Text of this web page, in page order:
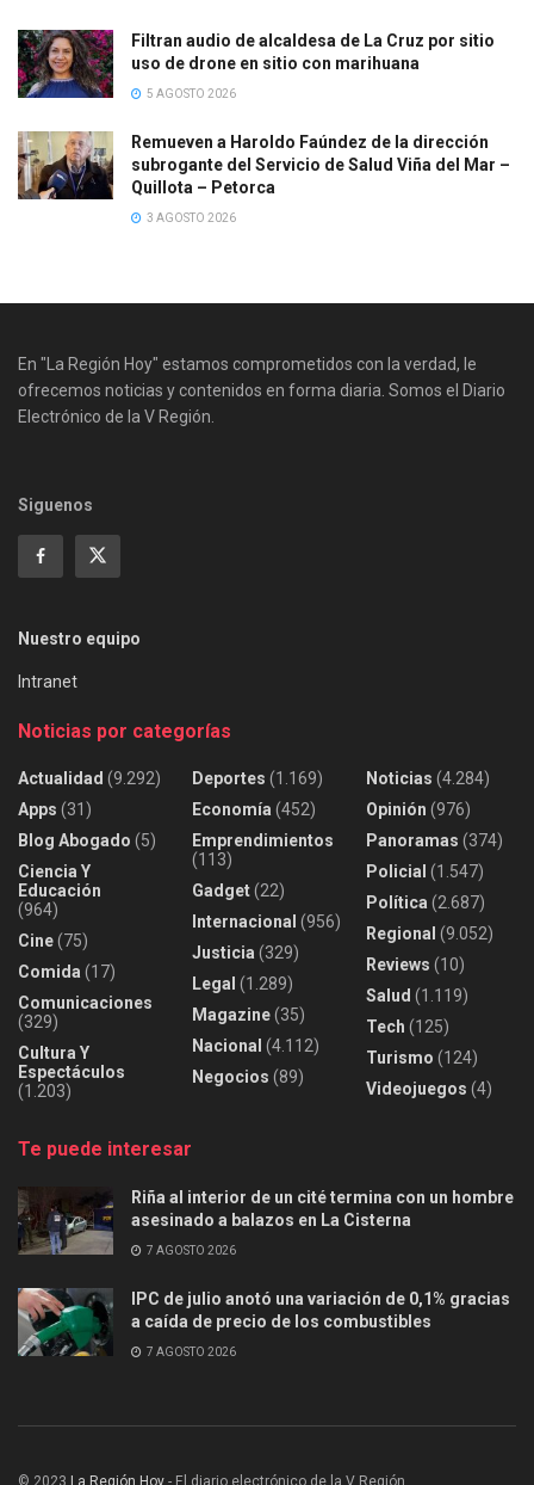
Filtran audio de alcaldesa de La Cruz por sitio
uso de drone en sitio con marihuana
5 AGOSTO 2026
Remueven a Haroldo Faúndez de la dirección
subrogante del Servicio de Salud Viña del Mar –
Quillota – Petorca
3 AGOSTO 2026
En "La Región Hoy" estamos comprometidos con la verdad, le
ofrecemos noticias y contenidos en forma diaria. Somos el Diario
Electrónico de la V Región.
Siguenos
Nuestro equipo
Intranet
Noticias por categorías
Actualidad (9.292)
Apps (31)
Blog Abogado (5)
Ciencia Y
Educación
(964)
Cine(75)
Comida (17)
Comunicaciones
(329)
Cultura Y
Espectáculos
(1.203)
Deportes (1.169)
Economía (452)
Emprendimientos
(113)
Gadget(22)
Internacional (956)
Justicia (329)
Legal (1.289)
Magazine(35)
Nacional (4.112)
Negocios (89)
Noticias (4.284)
Opinión (976)
Panoramas (374)
Policial (1.547)
Política (2.687)
Regional (9.052)
Reviews (10)
Salud (1.119)
Tech (125)
Turismo (124)
Videojuegos (4)
Te puede interesar
Riña al interior de un cité termina con un hombre
asesinado a balazos en La Cisterna
7 AGOSTO 2026
IPC de julio anotó una variación de 0,1% gracias
a caída de precio de los combustibles
7 AGOSTO 2026
© 2023 La Región Hoy - El diario electrónico de la V Región.